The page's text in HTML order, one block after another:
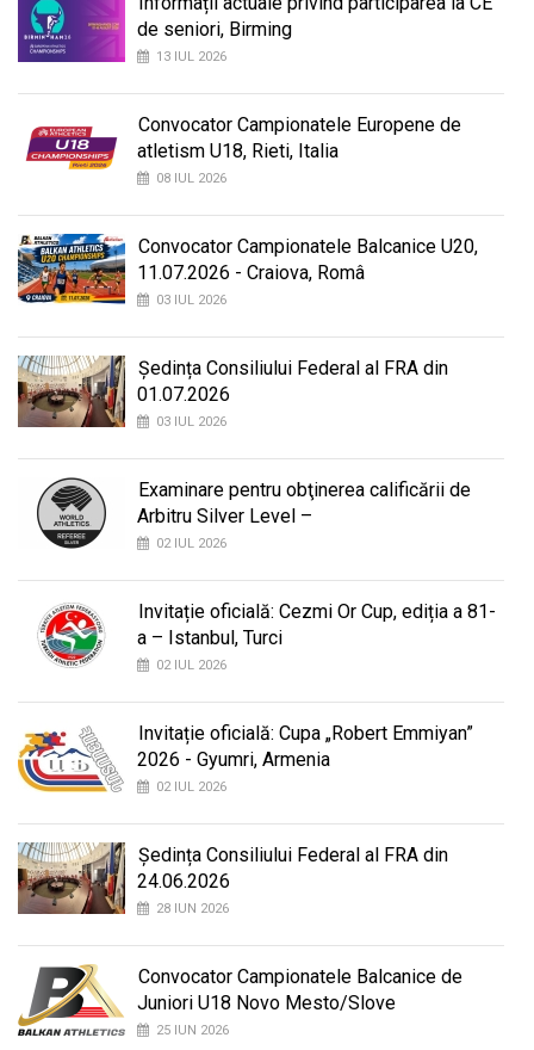
de seniori, Birming
13 IUL 2026
Convocator Campionatele Europene de
atletism U18, Rieti, Italia
08 IUL 2026
Convocator Campionatele Balcanice U20,
11.07.2026 - Craiova, Româ
03 IUL 2026
Ședința Consiliului Federal al FRA din
01.07.2026
03 IUL 2026
Examinare pentru obţinerea calificării de
Arbitru Silver Level –
02 IUL 2026
Invitație oficială: Cezmi Or Cup, ediția a 81-
a – Istanbul, Turci
02 IUL 2026
Invitație oficială: Cupa „Robert Emmiyan”
2026 - Gyumri, Armenia
02 IUL 2026
Ședința Consiliului Federal al FRA din
24.06.2026
28 IUN 2026
Convocator Campionatele Balcanice de
Juniori U18 Novo Mesto/Slove
25 IUN 2026